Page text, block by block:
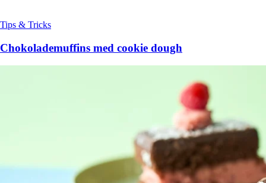
Tips & Tricks
Chokolademuffins med cookie dough